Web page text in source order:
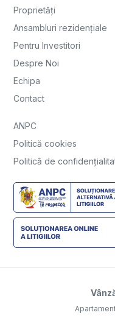
Proprietăți
Ansambluri rezidențiale
Pentru Investitori
Despre Noi
Echipa
Contact
ANPC
Politică cookies
Politică de